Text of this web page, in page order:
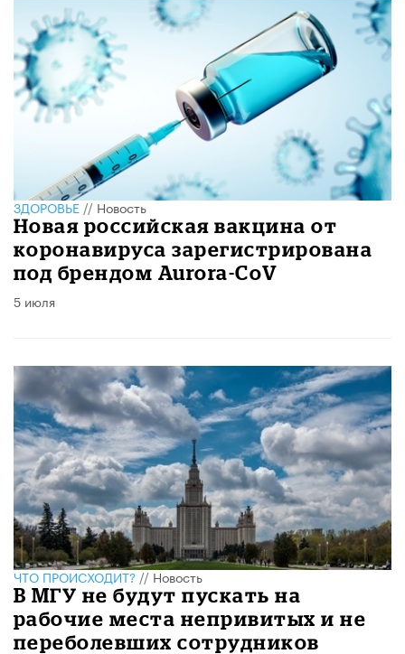
ЗДОРОВЬЕ//Новость
Новая российская вакцина от
коронавируса зарегистрирована
под брендом Aurora-CoV
5 июля
ЧТО ПРОИСХОДИТ?//Новость
В МГУ не будут пускать на
рабочие места непривитых и не
переболевших сотрудников